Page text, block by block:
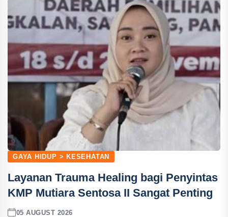
GAYA HIDUP > KESEHATAN
Layanan Trauma Healing bagi Penyintas
KMP Mutiara Sentosa II Sangat Penting
05 AUGUST 2026